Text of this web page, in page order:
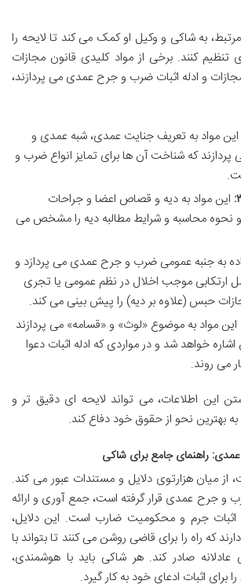
مرتبط، به شاکی و وکیل او کمک می کند تا لایحه را
تنظیم کنند. برخی از مواد کلیدی قانون مجازات
و ادله اثبات ضرب و جرح عمدی می پردازند،
این مواد به تعریف جنایت عمدی، شبه عمدی و
که شناخت آن ها برای تمایز انواع ضرب و
این مواد به دیه و قصاص اعضا و جراحات
نحوه محاسبه و شرایط مطالبه دیه را مشخص می
به جنبه عمومی ضرب و جرح عمدی می پردازد و
ارتکابی موجب اخلال در نظم عمومی یا تجری
حبس (علاوه بر دیه) را پیش بینی می کند.
این مواد به موضوع «لوث» و «قسامه» می پردازند
اشاره خواهد شد و در مواردی که ادله اثبات دعوا
می روند.
این اطلاعات، می تواند لایحه ای دقیق تر و
بهترین نحو از حقوق خود دفاع کند.
راهنمای جامع برای شاکی
از میان هزارتوی دلایل و مستندات عبور می کند.
و جرح عمدی قرار گرفته است، جمع آوری و ارائه
اثبات جرم و محکومیت ضارب است. این دلایل،
که راه را برای قاضی روشن می کنند تا بتواند با
صادر کند. هر شاکی باید با هوشمندی،
برای اثبات ادعای خود به کار گیرد.